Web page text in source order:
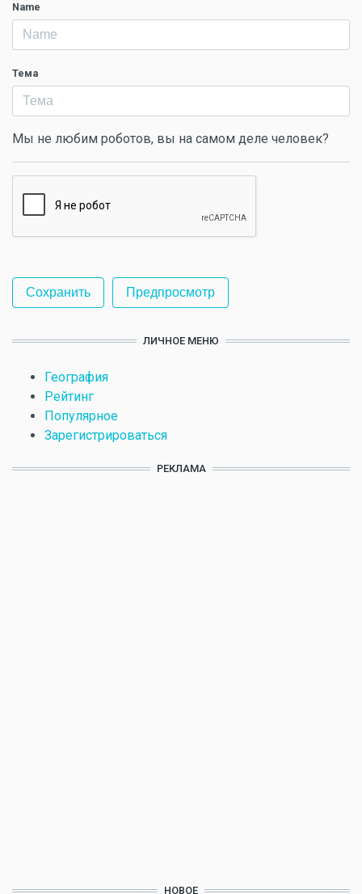
Name
Тема
Мы не любим роботов, вы на самом деле человек?
ЛИЧНОЕ МЕНЮ
География
Рейтинг
Популярное
Зарегистрироваться
РЕКЛАМА
НОВОЕ